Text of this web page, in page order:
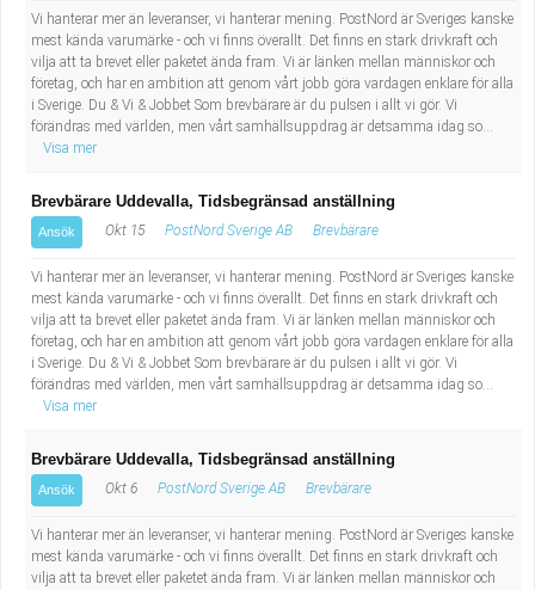
Vi hanterar mer än leveranser, vi hanterar mening. PostNord är Sveriges kanske
mest kända varumärke - och vi finns överallt. Det finns en stark drivkraft och
vilja att ta brevet eller paketet ända fram. Vi är länken mellan människor och
företag, och har en ambition att genom vårt jobb göra vardagen enklare för alla
i Sverige. Du & Vi & Jobbet Som brevbärare är du pulsen i allt vi gör. Vi
förändras med världen, men vårt samhällsuppdrag är detsamma idag so...
Visa mer
Brevbärare Uddevalla, Tidsbegränsad anställning
Ansök Okt 15 PostNord Sverige AB Brevbärare
Vi hanterar mer än leveranser, vi hanterar mening. PostNord är Sveriges kanske
mest kända varumärke - och vi finns överallt. Det finns en stark drivkraft och
vilja att ta brevet eller paketet ända fram. Vi är länken mellan människor och
företag, och har en ambition att genom vårt jobb göra vardagen enklare för alla
i Sverige. Du & Vi & Jobbet Som brevbärare är du pulsen i allt vi gör. Vi
förändras med världen, men vårt samhällsuppdrag är detsamma idag so...
Visa mer
Brevbärare Uddevalla, Tidsbegränsad anställning
Ansök Okt 6 PostNord Sverige AB Brevbärare
Vi hanterar mer än leveranser, vi hanterar mening. PostNord är Sveriges kanske
mest kända varumärke - och vi finns överallt. Det finns en stark drivkraft och
vilja att ta brevet eller paketet ända fram. Vi är länken mellan människor och